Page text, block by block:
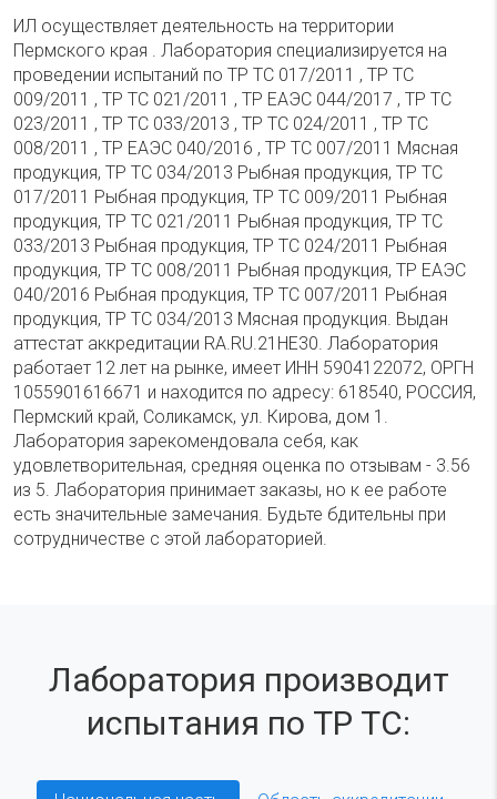
ИЛ осуществляет деятельность на территории
Пермского края . Лаборатория специализируется на
проведении испытаний по ТР ТС 017/2011 , ТР ТС
009/2011 , ТР ТС 021/2011 , ТР ЕАЭС 044/2017 , ТР ТС
023/2011 , ТР ТС 033/2013 , ТР ТС 024/2011 , ТР ТС
008/2011 , ТР ЕАЭС 040/2016 , ТР ТС 007/2011 Мясная
продукция, ТР ТС 034/2013 Рыбная продукция, ТР ТС
017/2011 Рыбная продукция, ТР ТС 009/2011 Рыбная
продукция, ТР ТС 021/2011 Рыбная продукция, ТР ТС
033/2013 Рыбная продукция, ТР ТС 024/2011 Рыбная
продукция, ТР ТС 008/2011 Рыбная продукция, ТР ЕАЭС
040/2016 Рыбная продукция, ТР ТС 007/2011 Рыбная
продукция, ТР ТС 034/2013 Мясная продукция. Выдан
аттестат аккредитации RA.RU.21НЕ30. Лаборатория
работает 12 лет на рынке, имеет ИНН 5904122072, ОРГН
1055901616671 и находится по адресу: 618540, РОССИЯ,
Пермский край, Соликамск, ул. Кирова, дом 1.
Лаборатория зарекомендовала себя, как
удовлетворительная, средняя оценка по отзывам - 3.56
из 5. Лаборатория принимает заказы, но к ее работе
есть значительные замечания. Будьте бдительны при
сотрудничестве с этой лабораторией.
Лаборатория производит
испытания по ТР ТС: